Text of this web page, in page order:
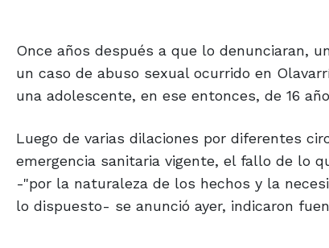
Once años después a que lo denunciaran,
un caso de abuso sexual ocurrido en
una adolescente, en ese entonces, de 16
Luego de varias dilaciones por diferentes
emergencia sanitaria vigente, el fallo de lo
-"por la naturaleza de los hechos y la
lo dispuesto- se anunció ayer, indicaron